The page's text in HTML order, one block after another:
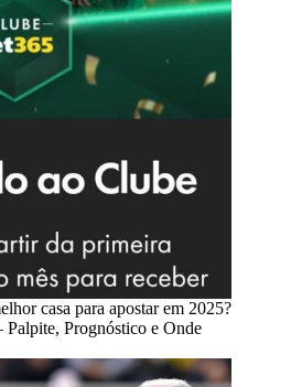
casa para apostar em 2025?
Prognóstico e Onde